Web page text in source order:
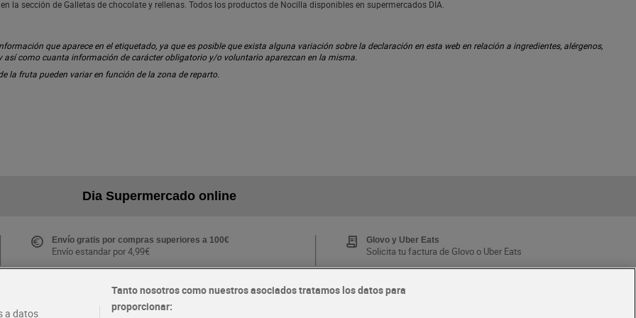
la sección de Galletas de chocolate y rellenas. Todos los productos de Nocilla disponibles en supermercados DIA.
que aparece en el etiquetado, ya que es posible que exista alguna variación sobre la declaración en esta web en relación a ingredientes, alérgenos,
como cuanta información de carácter obligatorio y/o voluntario aparezcan en la misma.
la fruta pueden variar en función de la zona de reparto.
Dia Supermercado online
Envío gratis por compras superiores a 100€
Envío estandar por 4,99€
Glovo y Uber Eats
Solicita tu factura de Glovo o Uber Eats
Folletos y Tiendas
a datos
Tanto nosotros como nuestros asociados tratamos los datos para
proporcionar: